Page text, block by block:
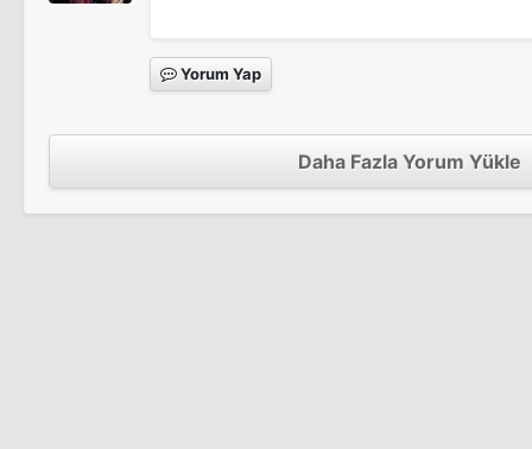
Yorum Yap
Daha Fazla Yorum Yükle